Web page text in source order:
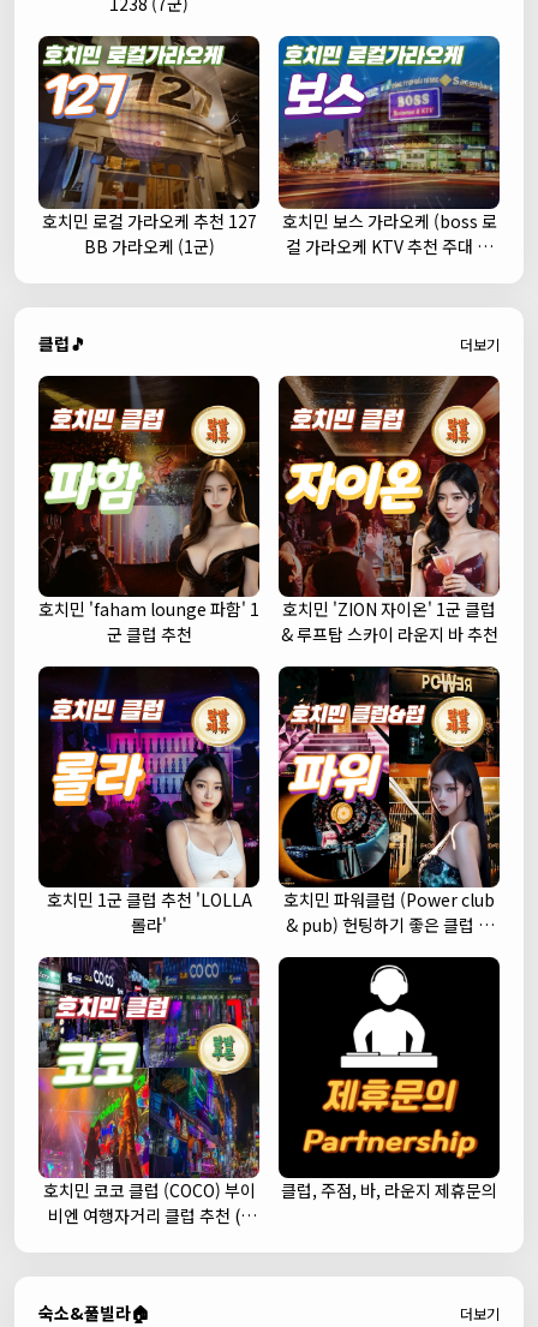
호치민 로컬 가라오케 추천 127
BB 가라오케 (1군)
호치민 보스 가라오케 (boss 로
컬 가라오케 KTV 추천 주대 예
클럽🎵 더보기
호치민 'faham lounge 파함' 1
군 클럽 추천
호치민 'ZION 자이온' 1군 클럽
& 루프탑 스카이 라운지 바 추천
호치민 1군 클럽 추천 'LOLLA
롤라'
호치민 파워클럽 (Power club
& pub) 헌팅하기 좋은 클럽 추
호치민 코코 클럽 (COCO) 부이
비엔 여행자거리 클럽 추천 (1
클럽, 주점, 바, 라운지 제휴문의
숙소&풀빌라🏠 더보기